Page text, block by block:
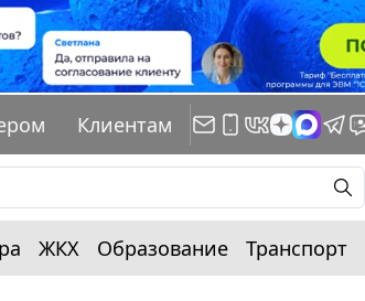
Клиентам
ЖКХ Образование Транспорт